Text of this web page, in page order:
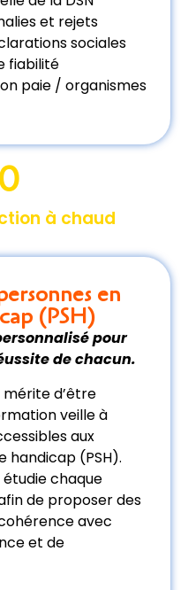
et rejets
sociales
fiabilité
paie / organismes
à chaud
en
(PSH)
pour
de chacun.
d’être
veille à
aux
handicap (PSH).
chaque
de proposer des
avec
et de